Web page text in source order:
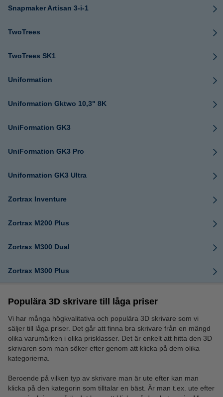
Snapmaker Artisan 3-i-1
TwoTrees
TwoTrees SK1
Uniformation
Uniformation Gktwo 10,3" 8K
UniFormation GK3
UniFormation GK3 Pro
Uniformation GK3 Ultra
Zortrax Inventure
Zortrax M200 Plus
Zortrax M300 Dual
Zortrax M300 Plus
Populära 3D skrivare till låga priser
Vi har många högkvalitativa och populära 3D skrivare som vi
säljer till låga priser. Det går att finna bra skrivare från en mängd
olika varumärken i olika prisklasser. Det är enkelt att hitta den 3D
skrivaren som man söker efter genom att klicka på dem olika
kategorierna.
Beroende på vilken typ av skrivare man är ute efter kan man
klicka på den kategorin som tilltalar en bäst. Är man t.ex. ute efter